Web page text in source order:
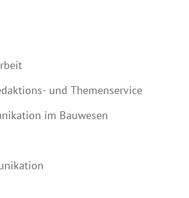
und Themenservice
im Bauwesen